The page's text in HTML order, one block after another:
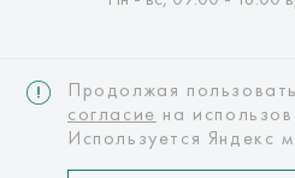
Интернет-магазин
Продолжая
согласие на
Используется Яндекс